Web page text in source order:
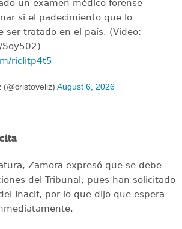
un examen médico forense
si el padecimiento que lo
ser tratado en el país. (Video:
Soy502)
ricIitp4t5
August 6, 2026
Zamora expresó que se debe
del Tribunal, pues han solicitado
Inacif, por lo que dijo que espera